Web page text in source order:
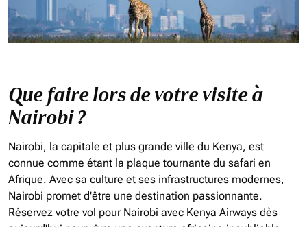
Que faire lors de votre visite à
Nairobi ?
Nairobi, la capitale et plus grande ville du Kenya, est
connue comme étant la plaque tournante du safari en
Afrique. Avec sa culture et ses infrastructures modernes,
Nairobi promet d'être une destination passionnante.
Réservez votre vol pour Nairobi avec Kenya Airways dès